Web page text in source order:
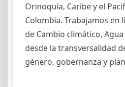
Orinoquía, Caribe y el
Colombia. Trabajamos en
de Cambio climático,
desde la transversalidad
género, gobernanza y